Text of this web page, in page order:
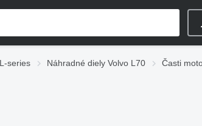
series Náhradné diely Volvo L70
Časti